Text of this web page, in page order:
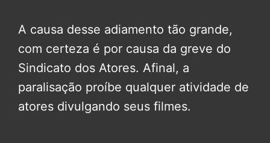
A causa desse adiamento tão grande,
com certeza é por causa da greve do
Sindicato dos Atores. Afinal, a
paralisação proíbe qualquer atividade de
atores divulgando seus filmes.